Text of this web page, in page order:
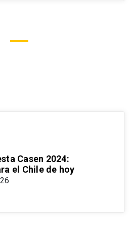
Casen 2024:
el Chile de hoy